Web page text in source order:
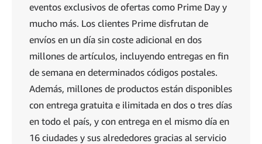
eventos exclusivos de ofertas como Prime Day y
mucho más. Los clientes Prime disfrutan de
envíos en un día sin coste adicional en dos
millones de artículos, incluyendo entregas en fin
de semana en determinados códigos postales.
Además, millones de productos están disponibles
con entrega gratuita e ilimitada en dos o tres días
en todo el país, y con entrega en el mismo día en
16 ciudades y sus alrededores gracias al servicio